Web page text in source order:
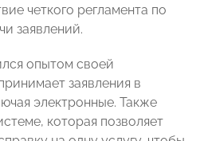
четкого регламента по
заявлений.
опытом своей
заявления в
электронные. Также
которая позволяет